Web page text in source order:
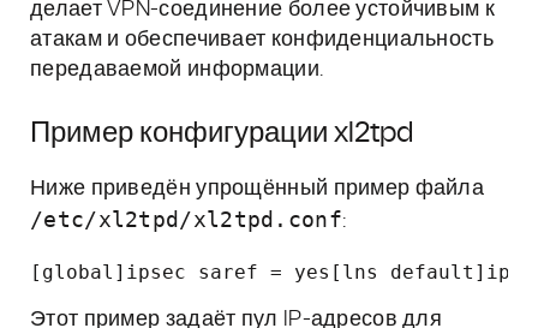
делает VPN-соединение более устойчивым к
атакам и обеспечивает конфиденциальность
передаваемой информации.
Пример конфигурации xl2tpd
Ниже приведён упрощённый пример файла
/etc/xl2tpd/xl2tpd.conf:
[global]ipsec saref = yes[lns default]ip
Этот пример задаёт пул IP-адресов для